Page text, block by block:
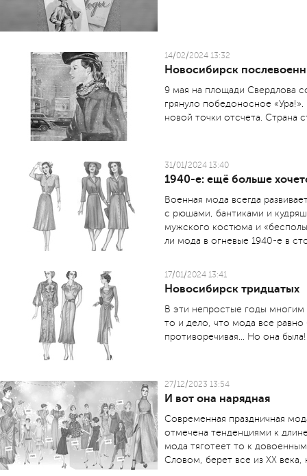
14/02/2024 13:32
Новосибирск
9 мая на площади Свердлова
грянуло победоносное
новой точки отсчета. Страна
31/01/2024 13:40
1940-е: ещё больше
Военная мода всегда
с рюшами, бантиками и
мужского костюма и
ли мода в огневые 1940-е в
17/01/2024 13:41
Новосибирск тридцатых
В эти непростые годы
то и дело, что мода все равно
противоречивая... Но она была!
27/12/2023 13:54
И вот она нарядная
Современная праздничная
отмечена тенденциями к
мода тяготеет то к
Словом, берет все из XX века,